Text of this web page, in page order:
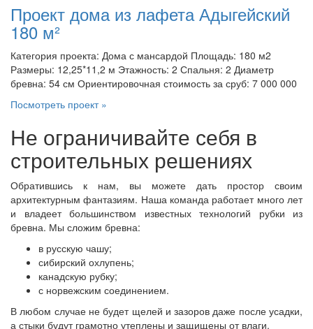
Проект дома из лафета Адыгейский
180 м²
Категория проекта: Дома с мансардой Площадь: 180 м2
Размеры: 12,25*11,2 м Этажность: 2 Спальня: 2 Диаметр
бревна: 54 см Ориентировочная стоимость за сруб: 7 000 000
Посмотреть проект »
Не ограничивайте себя в
строительных решениях
Обратившись к нам, вы можете дать простор своим
архитектурным фантазиям. Наша команда работает много лет
и владеет большинством известных технологий рубки из
бревна. Мы сложим бревна:
в русскую чашу;
сибирский охлупень;
канадскую рубку;
с норвежским соединением.
В любом случае не будет щелей и зазоров даже после усадки,
а стыки будут грамотно утеплены и защищены от влаги.